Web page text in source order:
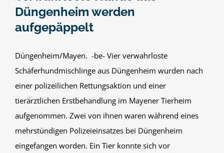
Düngenheim werden
aufgepäppelt
Düngenheim/Mayen. -be- Vier verwahrloste
Schäferhundmischlinge aus Düngenheim wurden nach
einer polizeilichen Rettungsaktion und einer
tierärztlichen Erstbehandlung im Mayener Tierheim
aufgenommen. Zwei von ihnen waren während eines
mehrstündigen Polizeieinsatzes bei Düngenheim
eingefangen worden. Ein Tier konnte sich vor